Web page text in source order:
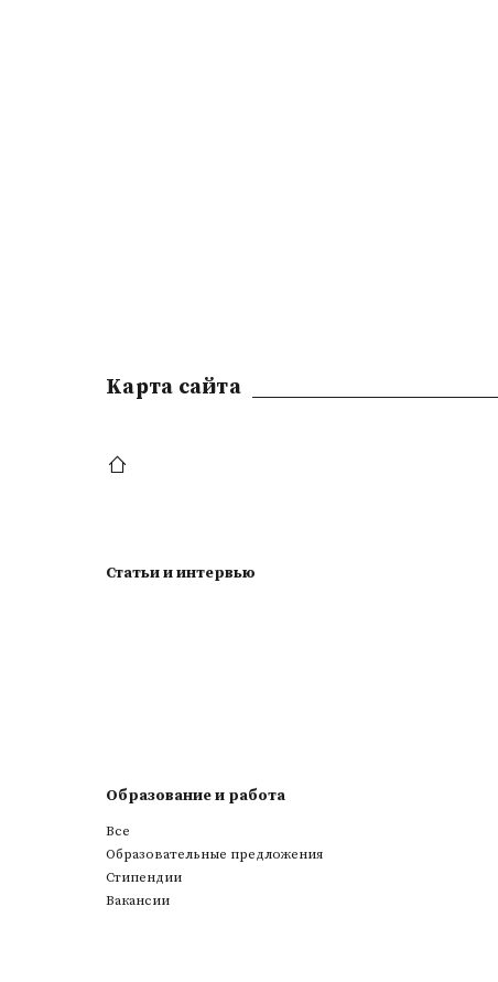
Kарта сайта
Статьи и интервью
Образование и работа
Все
Образовательные предложения
Стипендии
Вакансии